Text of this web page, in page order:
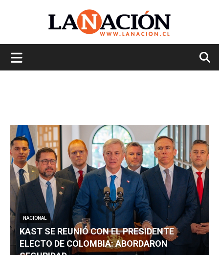
NACIONAL
KAST SE REUNIÓ CON EL PRESIDENTE
ELECTO DE COLOMBIA: ABORDARON